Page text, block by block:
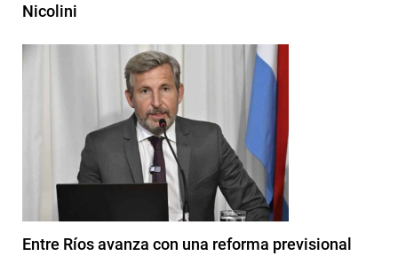
Nicolini
Entre Ríos avanza con una reforma previsional